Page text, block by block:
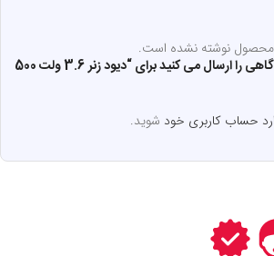
محصول نوشته نشده است.
اولین نفری باشید که دیدگاهی را ارسال می کنید برای “دیود زنر 3.6 ولت 500
حساب کاربری خود شوید.